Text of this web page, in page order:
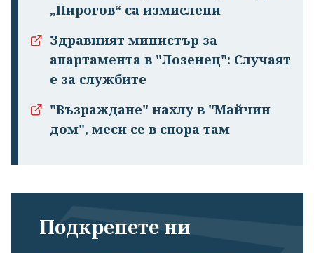
„Пирогов“ са измислени
Здравният министър за
апартамента в "Лозенец": Случаят
е за службите
"Възраждане" нахлу в "Майчин
дом", меси се в спора там
Подкрепете ни